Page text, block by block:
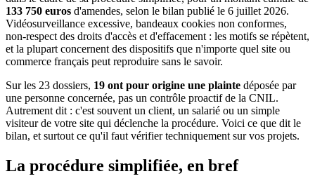
133 750 euros d'amendes, selon le bilan publié le 6 juillet 2026.
Vidéosurveillance excessive, bandeaux cookies non conformes,
non-respect des droits d'accès et d'effacement : les motifs se répètent,
et la plupart concernent des dispositifs que n'importe quel site ou
commerce français peut reproduire sans le savoir.
Sur les 23 dossiers, 19 ont pour origine une plainte déposée par
une personne concernée, pas un contrôle proactif de la CNIL.
Autrement dit : c'est souvent un client, un salarié ou un simple
visiteur de votre site qui déclenche la procédure. Voici ce que dit le
bilan, et surtout ce qu'il faut vérifier techniquement sur vos projets.
La procédure simplifiée, en bref